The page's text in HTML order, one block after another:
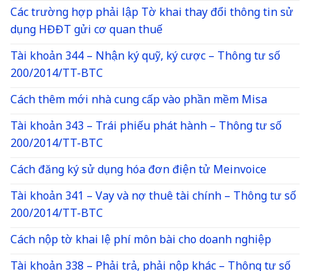
Các trường hợp phải lập Tờ khai thay đổi thông tin sử
dụng HĐĐT gửi cơ quan thuế
Tài khoản 344 – Nhận ký quỹ, ký cược – Thông tư số
200/2014/TT-BTC
Cách thêm mới nhà cung cấp vào phần mềm Misa
Tài khoản 343 – Trái phiếu phát hành – Thông tư số
200/2014/TT-BTC
Cách đăng ký sử dụng hóa đơn điện tử Meinvoice
Tài khoản 341 – Vay và nợ thuê tài chính – Thông tư số
200/2014/TT-BTC
Cách nộp tờ khai lệ phí môn bài cho doanh nghiệp